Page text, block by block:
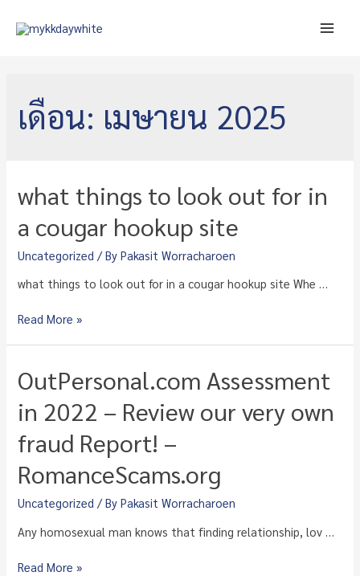
เดือน: เมษายน 2025
what things to look out for in
a cougar hookup site
Uncategorized / ByPakasit Worracharoen
what things to look out for in a cougar hookup site Whe …
what
out
for
in
a
cougar
hookup
site
Read More »
OutPersonal.com Assessment
in 2022 – Review our very own
fraud Report! –
RomanceScams.org
Uncategorized / ByPakasit Worracharoen
Any homosexual man knows that finding relationship, lov …
OutPersonal.com
Read More »